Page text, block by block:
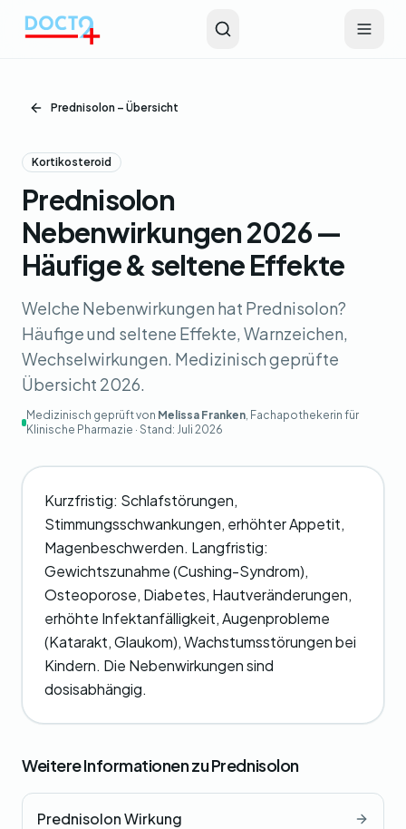
Prednisolon – Übersicht
Kortikosteroid
Prednisolon
Nebenwirkungen 2026 —
Häufige & seltene Effekte
Welche Nebenwirkungen hat Prednisolon?
Häufige und seltene Effekte, Warnzeichen,
Wechselwirkungen. Medizinisch geprüfte
Übersicht 2026.
Medizinisch geprüft von Melissa Franken, Fachapothekerin für
Klinische Pharmazie · Stand: Juli 2026
Kurzfristig: Schlafstörungen,
Stimmungsschwankungen, erhöhter Appetit,
Magenbeschwerden. Langfristig:
Gewichtszunahme (Cushing-Syndrom),
Osteoporose, Diabetes, Hautveränderungen,
erhöhte Infektanfälligkeit, Augenprobleme
(Katarakt, Glaukom), Wachstumsstörungen bei
Kindern. Die Nebenwirkungen sind
dosisabhängig.
Weitere Informationen zu Prednisolon
Prednisolon Wirkung